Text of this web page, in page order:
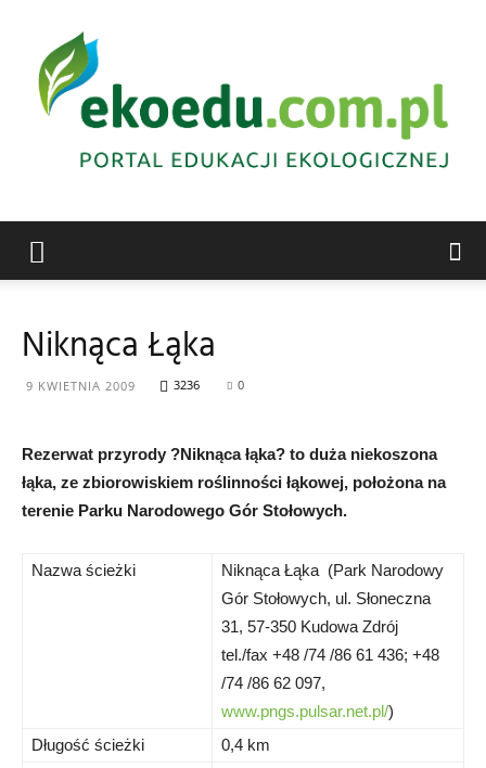
Abrys
Niknąca Łąka
9 KWIETNIA 2009 3236 0
Rezerwat przyrody ?Niknąca łąka? to duża niekoszona
łąka, ze zbiorowiskiem roślinności łąkowej, położona na
terenie Parku Narodowego Gór Stołowych.
Nazwa ścieżki
Niknąca Łąka (Park Narodowy
Gór Stołowych, ul. Słoneczna
31, 57-350 Kudowa Zdrój
tel./fax +48 /74 /86 61 436; +48
/74 /86 62 097,
www.pngs.pulsar.net.pl/)
Długość ścieżki
0,4 km